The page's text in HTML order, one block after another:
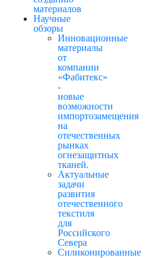
материалов
Научные
обзоры
Инновационные
материалы
от
компании
«Фабитекс»
-
новые
возможности
импортозамещения
на
отечественных
рынках
огнезащитных
тканей.
Актуальные
задачи
развития
отечественного
текстиля
для
Российского
Севера
Силиконированные